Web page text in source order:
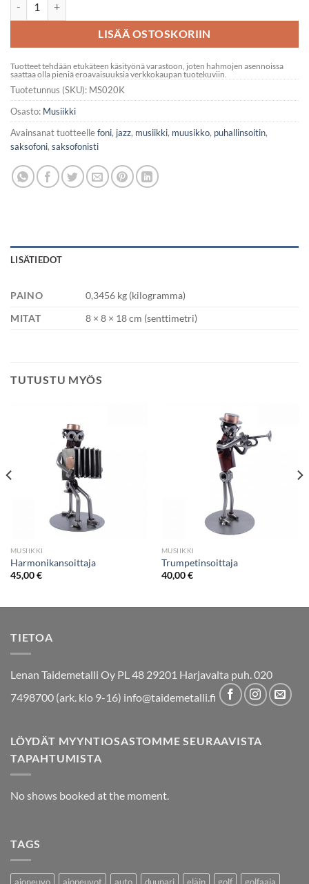
LISÄÄ OSTOSKORIIN
Tuotteet tehdään etukäteen käsityönä varastoon, joten hahmojen asennoissa
saattaa olla pieniä eroavaisuuksia verkkokaupan tuotekuviin.
Tuotetunnus (SKU): MS020K
Osasto: Musiikki
Avainsanat tuotteellefoni, jazz, musiikki, muusikko, puhallinsoitin,
saksofoni, saksofonisti
LISÄTIEDOT
PAINO
0,3456 kg (kilogramma)
MITAT
8 × 8 × 18 cm (senttimetri)
TUTUSTU MYÖS
MUSIIKKI
Harmonikansoittaja
45,00€
MUSIIKKI
Trumpetinsoittaja
40,00€
TIETOA
Lenan Taidemetalli Oy PL 48 29201 Harjavalta puh. 020
7498700 (ark. klo 9-16) info@taidemetalli.fi
LÖYDÄT MYYNTIOSASTOMME SEURAAVISTA
TAPAHTUMISTA
No shows booked at the moment.
TAGS